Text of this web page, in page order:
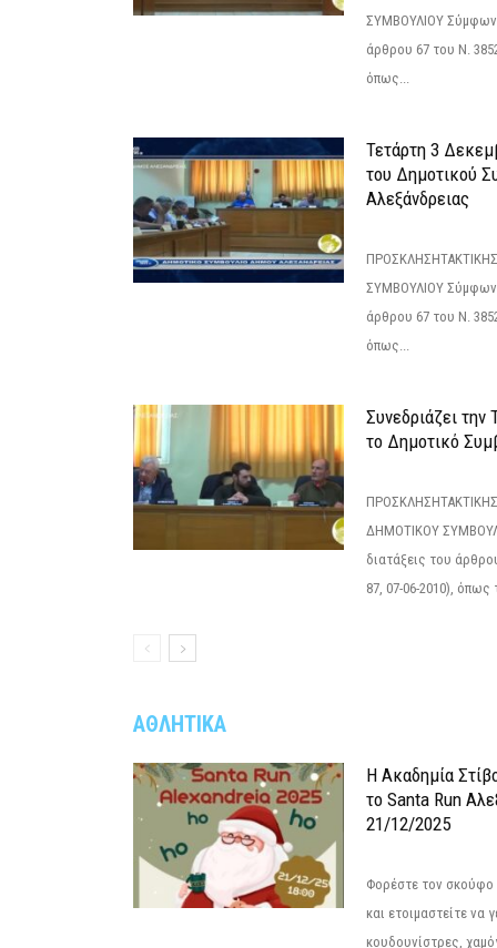
ΣΥΜΒΟΥΛΙΟΥ
άρθρου 67 του Ν.
όπως...
Τετάρτη 3
του Δημοτικού
Αλεξάνδρειας
ΣΥΜΒΟΥΛΙΟΥ
άρθρου 67 του Ν.
όπως...
Συνεδριάζει
το Δημοτικό
ΔΗΜΟΤΙΚΟΥ
διατάξεις του
87, 07-06-2010), όπως
ΑΘΛΗΤΙΚΑ
Η Ακαδημία
το Santa Run
21/12/2025
Φορέστε τον σκούφο
και ετοιμαστείτε να
κουδουνίστρες,